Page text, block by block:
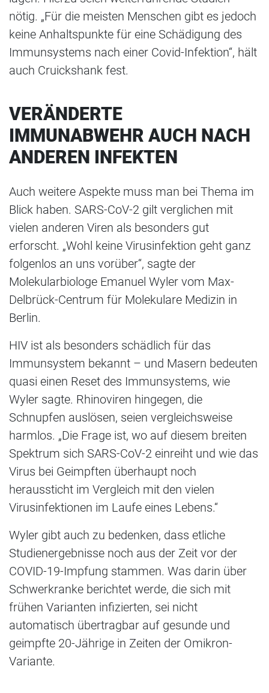
nötig. „Für die meisten Menschen gibt es jedoch
keine Anhaltspunkte für eine Schädigung des
Immunsystems nach einer Covid-Infektion“, hält
auch Cruickshank fest.
VERÄNDERTE
IMMUNABWEHR AUCH NACH
ANDEREN INFEKTEN
Auch weitere Aspekte muss man bei Thema im
Blick haben. SARS-CoV-2 gilt verglichen mit
vielen anderen Viren als besonders gut
erforscht. „Wohl keine Virusinfektion geht ganz
folgenlos an uns vorüber“, sagte der
Molekularbiologe Emanuel Wyler vom Max-
Delbrück-Centrum für Molekulare Medizin in
Berlin.
HIV ist als besonders schädlich für das
Immunsystem bekannt – und Masern bedeuten
quasi einen Reset des Immunsystems, wie
Wyler sagte. Rhinoviren hingegen, die
Schnupfen auslösen, seien vergleichsweise
harmlos. „Die Frage ist, wo auf diesem breiten
Spektrum sich SARS-CoV-2 einreiht und wie das
Virus bei Geimpften überhaupt noch
heraussticht im Vergleich mit den vielen
Virusinfektionen im Laufe eines Lebens.“
Wyler gibt auch zu bedenken, dass etliche
Studienergebnisse noch aus der Zeit vor der
COVID-19-Impfung stammen. Was darin über
Schwerkranke berichtet werde, die sich mit
frühen Varianten infizierten, sei nicht
automatisch übertragbar auf gesunde und
geimpfte 20-Jährige in Zeiten der Omikron-
Variante.